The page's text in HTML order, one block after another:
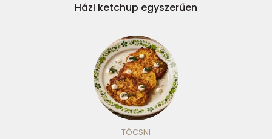
Házi ketchup egyszerűen
TÓCSNI